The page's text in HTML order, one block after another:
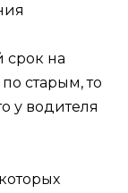
срок на
старым, то
у водителя